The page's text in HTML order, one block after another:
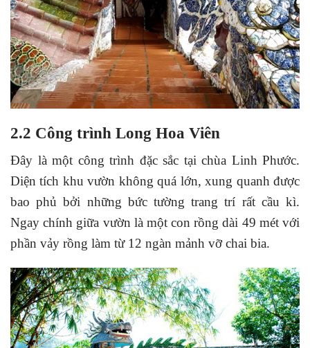
2.2 Công trình Long Hoa Viên
Đây là một công trình đặc sắc tại chùa Linh Phước.
Diện tích khu vườn không quá lớn, xung quanh được
bao phủ bởi những bức tường trang trí rất cầu kì.
Ngay chính giữa vườn là một con rồng dài 49 mét với
phần vảy rồng làm từ 12 ngàn mảnh vỡ chai bia.